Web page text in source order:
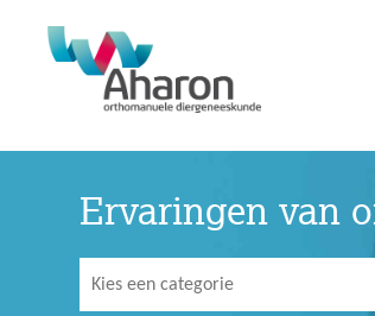
Ervaringen van